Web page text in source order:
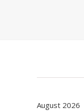
August 2026